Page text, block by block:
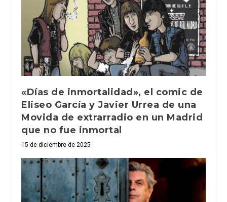
«Días de inmortalidad», el comic de
Eliseo García y Javier Urrea de una
Movida de extrarradio en un Madrid
que no fue inmortal
15 de diciembre de 2025